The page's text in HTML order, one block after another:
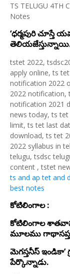
TS TELUGU
Notes
‘ధర్మపురి చూస్తే
tstet 2022,
apply online, ts
notification 2022
2022
notification 2021
news today, ts
limit, ts tet last
download, ts tet
2022 syllabus in
telugu, tsdsc
content , tstet
ts and ap tet and
best notes
కోటిలింగాల :
కోటిలింగాల
మూలము
మెగస్తనీస్ ఇండికా’
పేర్కొన్నాడు.